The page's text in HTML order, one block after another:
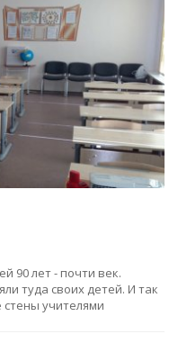
90 лет - почти век.
туда своих детей. И так
стены учителями